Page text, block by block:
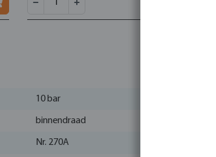
10 bar
binnendraad
Nr. 270A